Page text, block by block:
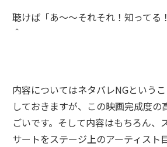
聴けば「あ～～それそれ！知ってる
＾
内容についてはネタバレNGという
しておきますが、この映画完成度の
ごいです。そして内容はもちろん、
サートをステージ上のアーティスト